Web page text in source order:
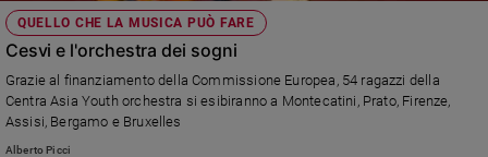
QUELLO CHE LA MUSICA PUÒ FARE
Cesvi e l'orchestra dei sogni
Grazie al finanziamento della Commissione Europea, 54 ragazzi della
Centra Asia Youth orchestra si esibiranno a Montecatini, Prato, Firenze,
Assisi, Bergamo e Bruxelles
Alberto Picci